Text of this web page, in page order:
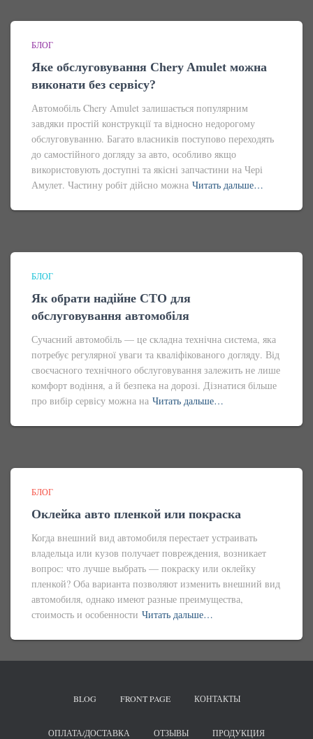
БЛОГ
Яке обслуговування Chery Amulet можна
виконати без сервісу?
Автомобіль Chery Amulet залишається популярним
завдяки простій конструкції та відносно недорогому
обслуговуванню. Багато власників поступово переходять
до самостійного догляду за авто, особливо якщо
використовують доступні та якісні запчастини на Чері
Амулет. Частину робіт дійсно можна Читать дальше…
БЛОГ
Як обрати надійне СТО для
обслуговування автомобіля
Сучасний автомобіль — це складна технічна система, яка
потребує регулярної уваги та кваліфікованого догляду. Від
своєчасного технічного обслуговування залежить не лише
комфорт водіння, а й безпека на дорозі. Дізнатися більше
про вибір сервісу можна на Читать дальше…
БЛОГ
Оклейка авто пленкой или покраска
Когда внешний вид автомобиля перестает устраивать
владельца или кузов получает повреждения, возникает
вопрос: что лучше выбрать — покраску или оклейку
пленкой? Оба варианта позволяют изменить внешний вид
автомобиля, однако имеют разные преимущества,
стоимость и особенности Читать дальше…
BLOG FRONT PAGE КОНТАКТЫ
ОПЛАТА/ДОСТАВКА ОТЗЫВЫ ПРОДУКЦИЯ